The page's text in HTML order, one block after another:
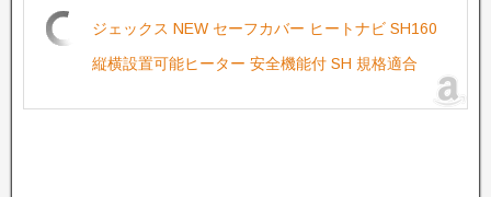
ジェックス NEW セーフカバー ヒートナビ SH160
縦横設置可能ヒーター 安全機能付 SH 規格適合